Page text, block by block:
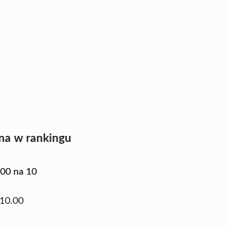
w rankingu
na 10
10.00